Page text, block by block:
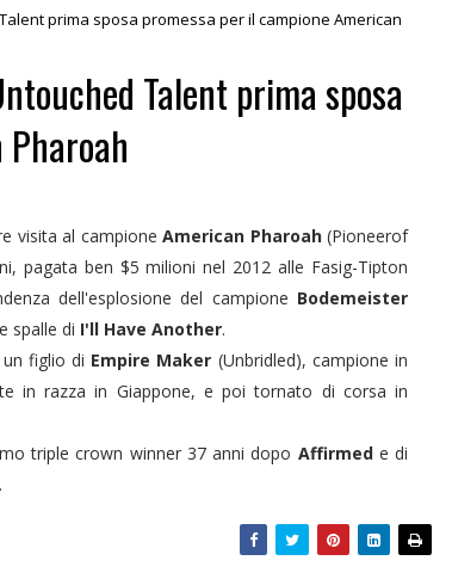
prima sposa promessa per il campione American
Talent prima sposa
visita al campioneAmerican Pharoah(Pioneerof
pagata ben $5 milioni nel 2012 alle Fasig-Tipton
dell'esplosione del campione Bodemeister
spalle di I'll Have Another.
figlio di Empire Maker (Unbridled), campione in
in razza in Giappone, e poi tornato di corsa in
triple crown winner 37 anni dopo Affirmede di